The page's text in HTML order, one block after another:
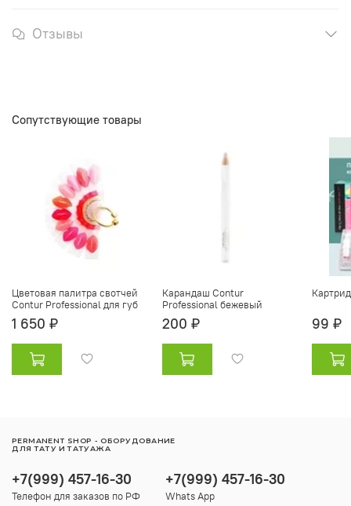
Отзывы
Сопутствующие товары
Цветовая палитра свотчей
Contur Professional для губ
1 650 ₽
Карандаш Contur
Professional бежевый
200 ₽ 99 ₽
+7(999) 457-16-30
Телефон для заказов по РФ
+7(999) 457-16-30
Whats App
PERMANENT SHOP - ОБОРУДОВАНИЕ
ДЛЯ ТАТУ И ТАТУАЖА